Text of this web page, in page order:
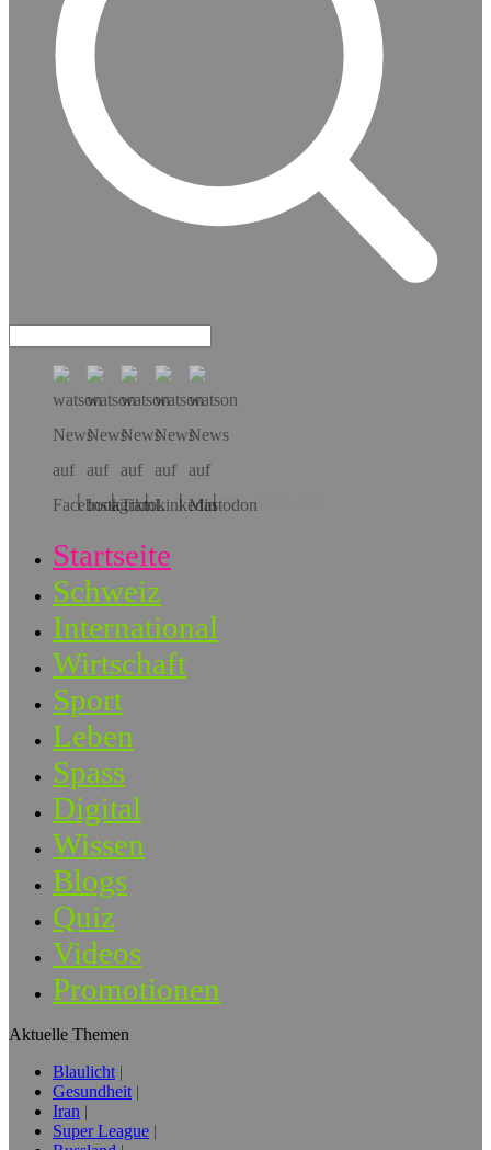
Hol dir die App!
Startseite
Schweiz
International
Wirtschaft
Sport
Leben
Spass
Digital
Wissen
Blogs
Quiz
Videos
Promotionen
Aktuelle Themen
Blaulicht
Gesundheit
Iran
Super League